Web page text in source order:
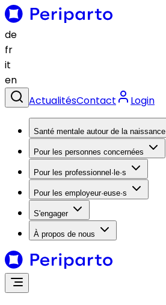
de
fr
it
en
ActualitésContact Login
Santé mentale autour de la naissance
Pour les personnes concernées
Pour les professionnel·le·s
Pour les employeur·euse·s
S'engager
À propos de nous